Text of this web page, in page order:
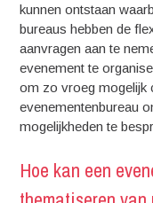
kunnen ontstaan
bureaus hebben de
aanvragen aan te
evenement te
om zo vroeg mogelijk
evenementenbureau
mogelijkheden te
Hoe kan een